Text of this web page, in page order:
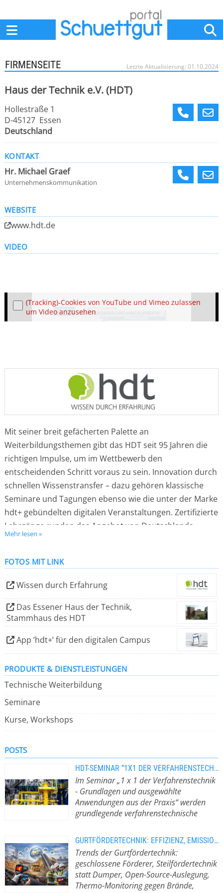
Letzte Aktualisierung: 01.10.2024
FIRMENSEITE
Haus der Technik e.V. (HDT)
Hollestraße 1
D-45127 Essen
Deutschland
KONTAKT
Hr. Michael Graef
Unternehmenskommunikation
WEBSITE
www.hdt.de
VIDEO
(Tracking)-Cookies von YouTube und Vimeo zulassen
um Video anzusehen
Mit seiner breit gefächerten Palette an
Weiterbildungsthemen gibt das HDT seit 95 Jahren die
richtigen Impulse, um im Wettbewerb den
entscheidenden Schritt voraus zu sein. Innovation durch
schnellen Wissenstransfer – dazu gehören klassische
Seminare und Tagungen ebenso wie die unter der Marke
hdt+ gebündelten digitalen Veranstaltungen. Zertifizierte
Lehrgänge runden das Angebot von Deutschlands
ältestem technischen Weiterbildungsinstitut ab.
Mit seinem Essener Stammhaus verfügt das HDT zudem
über ein eigenes, seit Jahrzehnten gefragtes
Kongresszentrum. Das traditionsreiche HDT-Journal
wiederum informiert zu den wichtigsten
Zukunftsthemen wie Digitalisierung, Dekarbonisierung,
Mobilität von morgen u. v. a. m.
Mehr lesen »
FOTOS MIT LINK
Wissen durch Erfahrung
Das Essener Haus der Technik,
Stammhaus des HDT
App ’hdt+’ für den digitalen Campus
PRODUKTE & DIENSTLEISTUNGEN
Technische Weiterbildung
Seminare
Kurse, Workshops
POSTS
HDT-SEMINAR ”1X1 DER VERFAHRENSTECHNIK” IN HAMBURG UND TRAVEMÜNDE
Im Seminar „1 x 1 der Verfahrenstechnik
- Grundlagen und ausgewählte
Anwendungen aus der Praxis“ werden
grundlegende verfahrenstechnische
Verfahrenstechnik befasst sich mit
der technischen und wirtschaftlichen
Umsetzung von Prozessen, bei denen
Stoffe in ihrer Art, ihren
Eigenschaften oder ihrer
Zusammensetzung verändert
GURTFÖRDERTECHNIK: EFFIZIENZ, EMISSIONEN UND BETRIEBSSICHERHEIT
Trends der Gurtfördertechnik:
geschlossene Förderer, Steilfördertechnik
statt Dumper, Open-Source-Auslegung,
Thermo-Monitoring gegen Brände,